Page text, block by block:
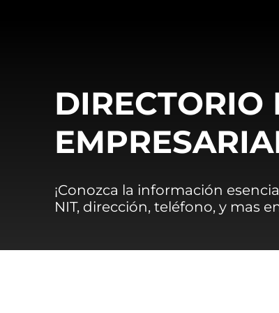
DIRECTORIO
¡Conozca la información
NIT, dirección, teléfono, y mas